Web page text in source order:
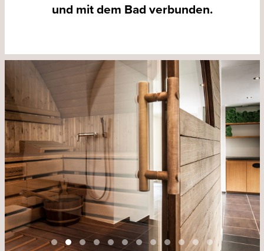
und mit dem Bad verbunden.